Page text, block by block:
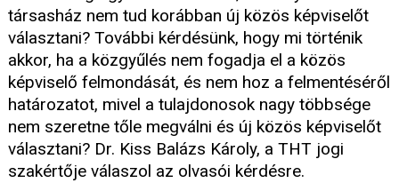
társasház nem tud korábban új közös képviselőt
választani? További kérdésünk, hogy mi történik
akkor, ha a közgyűlés nem fogadja el a közös
képviselő felmondását, és nem hoz a felmentéséről
határozatot, mivel a tulajdonosok nagy többsége
nem szeretne tőle megválni és új közös képviselőt
választani? Dr. Kiss Balázs Károly, a THT jogi
szakértője válaszol az olvasói kérdésre.